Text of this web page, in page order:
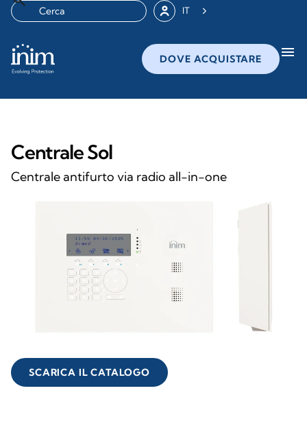
IT
DOVE ACQUISTARE menu
Centrale Sol
Centrale antifurto via radio all-in-one
SCARICA IL CATALOGO